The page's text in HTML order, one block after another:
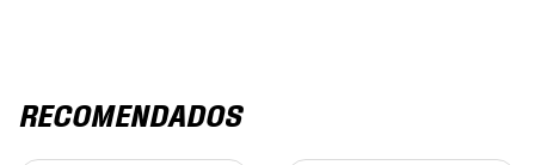
RECOMENDADOS